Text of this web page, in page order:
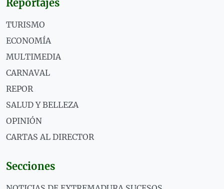
Reportajes
TURISMO
ECONOMÍA
MULTIMEDIA
CARNAVAL
REPOR
SALUD Y BELLEZA
OPINIÓN
CARTAS AL DIRECTOR
Secciones